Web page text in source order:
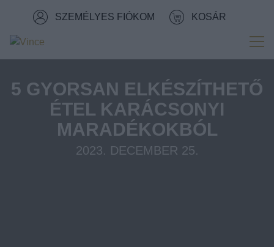
Tovább a tartalomhozSZEMÉLYES FIÓKOM KOSÁR
5 GYORSAN ELKÉSZÍTHETŐ
ÉTEL KARÁCSONYI
MARADÉKOKBÓL
2023. DECEMBER 25.